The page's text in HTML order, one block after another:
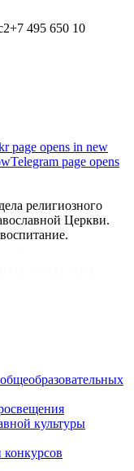
+7 495 650 10
page opens in new
Telegram page opens
религиозного
Церкви.
культуры